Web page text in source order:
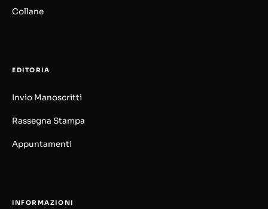
Collane
EDITORIA
Invio Manoscritti
Rassegna Stampa
Appuntamenti
INFORMAZIONI